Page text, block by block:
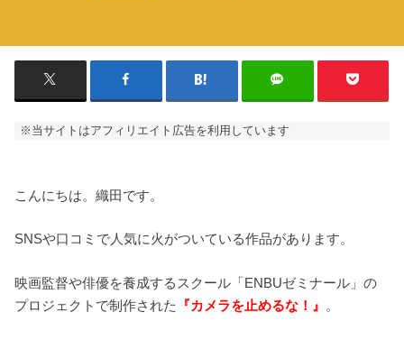
※当サイトはアフィリエイト広告を利用しています
こんにちは。織田です。
SNSや口コミで人気に火がついている作品があります。
映画監督や俳優を養成するスクール「ENBUゼミナール」の
プロジェクトで制作された
『カメラを止めるな！』 。